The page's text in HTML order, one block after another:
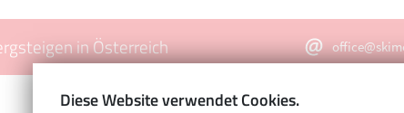
in Österreich
Diese Website verwendet Cookies.